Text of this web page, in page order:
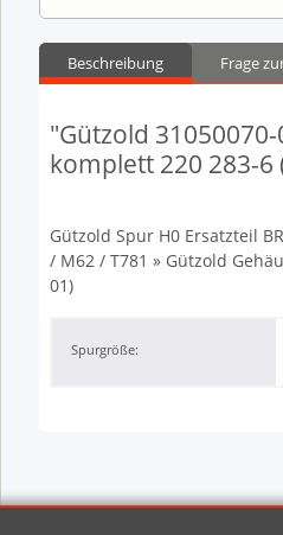
Beschreibung Frage
"Gützold
komplett 220 283-6
Gützold Spur H0 Ersatzteil
/ M62 / T781 » Gützold
01)
Spurgröße: